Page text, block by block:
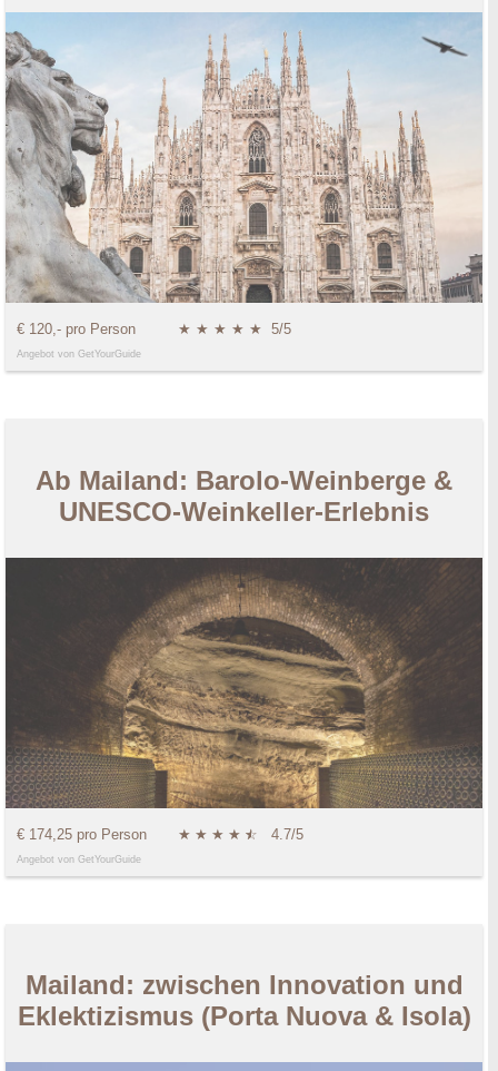
€ 120,- pro Person ★ ★ ★ ★ ★ 5/5
Angebot von GetYourGuide
Ab Mailand: Barolo-Weinberge &
UNESCO-Weinkeller-Erlebnis
€ 174,25 pro Person ★ ★ ★ ★ ★
☆ 4.7/5
Angebot von GetYourGuide
Mailand: zwischen Innovation und
Eklektizismus (Porta Nuova & Isola)